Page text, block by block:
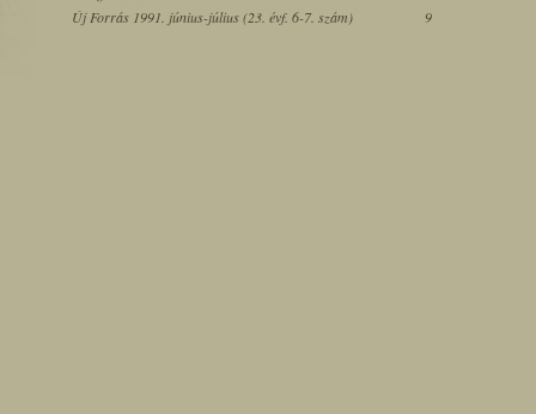
Új Forrás 1991. június-július (23. évf. 6-7. szám)
9